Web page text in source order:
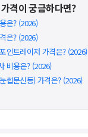
격이 궁금하다면?
은? (2026)
은? (2026)
인트레이저 가격은? (2026)
비용은? (2026)
썹문신등) 가격은? (2026)